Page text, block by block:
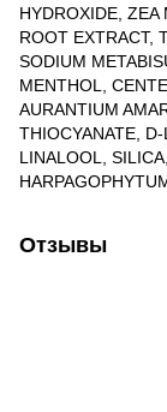
HYDROXIDE, ZEA
ROOT EXTRACT,
SODIUM
MENTHOL,
AURANTIUM
THIOCYANATE, D-
LINALOOL,
Отзывы